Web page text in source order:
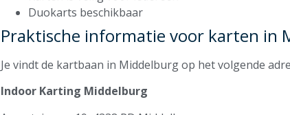
Duokarts beschikbaar
Praktische informatie voor karten in
Je vindt de kartbaan in Middelburg op het volgende
Indoor Karting Middelburg